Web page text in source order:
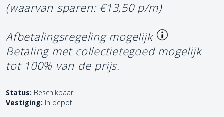
(waarvan sparen: €13,50 p/m)
Afbetalingsregeling mogelijk
Betaling met collectietegoed mogelijk
tot 100% van de prijs.
Status: Beschikbaar
Vestiging: In depot